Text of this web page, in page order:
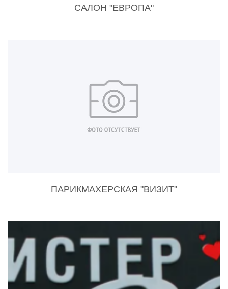
САЛОН "ЕВРОПА"
ПАРИКМАХЕРСКАЯ "ВИЗИТ"